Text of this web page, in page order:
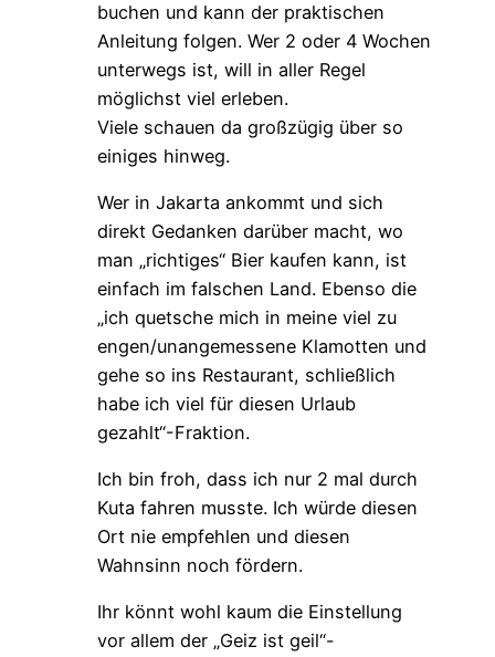
buchen und kann der praktischen
Anleitung folgen. Wer 2 oder 4 Wochen
unterwegs ist, will in aller Regel
möglichst viel erleben.
Viele schauen da großzügig über so
einiges hinweg.
Wer in Jakarta ankommt und sich
direkt Gedanken darüber macht, wo
man „richtiges“ Bier kaufen kann, ist
einfach im falschen Land. Ebenso die
„ich quetsche mich in meine viel zu
engen/unangemessene Klamotten und
gehe so ins Restaurant, schließlich
habe ich viel für diesen Urlaub
gezahlt“-Fraktion.
Ich bin froh, dass ich nur 2 mal durch
Kuta fahren musste. Ich würde diesen
Ort nie empfehlen und diesen
Wahnsinn noch fördern.
Ihr könnt wohl kaum die Einstellung
vor allem der „Geiz ist geil“-